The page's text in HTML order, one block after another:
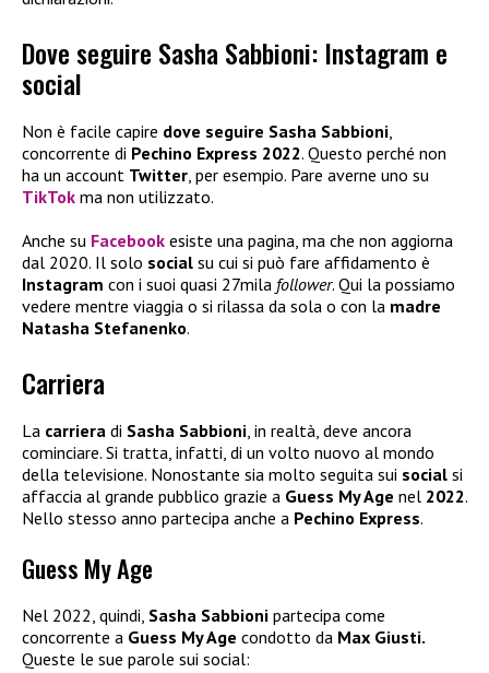
Dove seguire Sasha Sabbioni: Instagram e
social
Non è facile capire dove seguire Sasha Sabbioni,
concorrente di Pechino Express 2022. Questo perché non
ha un account Twitter, per esempio. Pare averne uno su
TikTok ma non utilizzato.
Anche su Facebook esiste una pagina, ma che non aggiorna
dal 2020. Il solo social su cui si può fare affidamento è
Instagram con i suoi quasi 27mila follower. Qui la possiamo
vedere mentre viaggia o si rilassa da sola o con la madre
Natasha Stefanenko.
Carriera
La carriera di Sasha Sabbioni, in realtà, deve ancora
cominciare. Si tratta, infatti, di un volto nuovo al mondo
della televisione. Nonostante sia molto seguita sui social si
affaccia al grande pubblico grazie a Guess My Age nel 2022.
Nello stesso anno partecipa anche a Pechino Express.
Guess My Age
Nel 2022, quindi, Sasha Sabbioni partecipa come
concorrente a Guess My Age condotto da Max Giusti.
Queste le sue parole sui social: